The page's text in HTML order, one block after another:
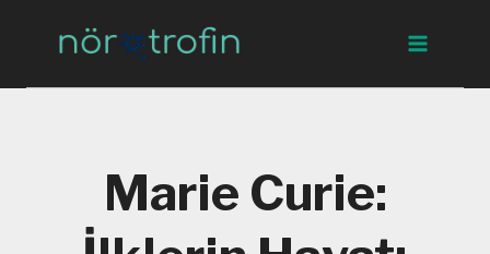
content
Marie Curie: